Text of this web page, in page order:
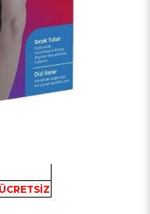
ÜCRETSİZ